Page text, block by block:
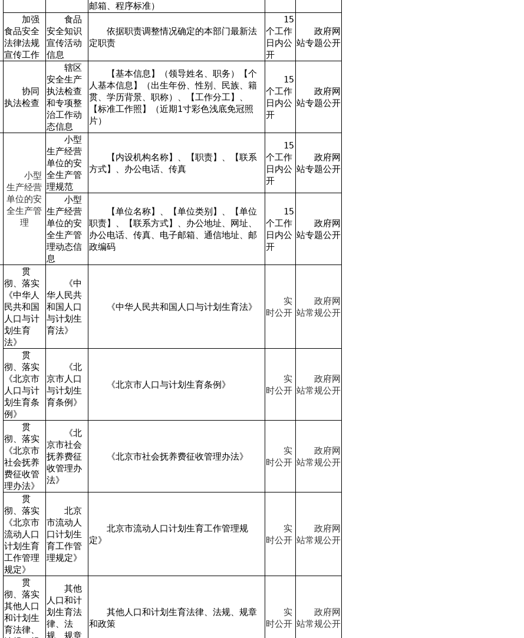
邮箱、程序标准）
加强
食品安全
法律法规
宣传工作
食品
安全知识
宣传活动
信息
依据职责调整情况确定的本部门最新法
定职责
15
个工作
日内公
开
政府网
站专题公开
协同
执法检查
辖区
安全生产
执法检查
和专项整
治工作动
态信息
【基本信息】（领导姓名、职务）【个
人基本信息】（出生年份、性别、民族、籍
贯、学历背景、职称）、【工作分工】、
【标准工作照】（近期1寸彩色浅底免冠照
片）
15
个工作
日内公
开
政府网
站专题公开
小型
生产经营
单位的安
全生产管
理
小型
生产经营
单位的安
全生产管
理规范
【内设机构名称】、【职责】、【联系
方式】、办公电话、传真
15
个工作
日内公
开
政府网
站专题公开
小型
生产经营
单位的安
全生产管
理动态信
息
【单位名称】、【单位类别】、【单位
职责】、【联系方式】、办公地址、网址、
办公电话、传真、电子邮箱、通信地址、邮
政编码
15
个工作
日内公
开
政府网
站专题公开
贯
彻、落实
《中华人
民共和国
人口与计
划生育
法》
《中
华人民共
和国人口
与计划生
育法》
《中华人民共和国人口与计划生育法》
实
时公开
政府网
站常规公开
贯
彻、落实
《北京市
人口与计
划生育条
例》
《北
京市人口
与计划生
育条例》
《北京市人口与计划生育条例》
实
时公开
政府网
站常规公开
贯
彻、落实
《北京市
社会抚养
费征收管
理办法》
《北
京市社会
抚养费征
收管理办
法》
《北京市社会抚养费征收管理办法》
实
时公开
政府网
站常规公开
贯
彻、落实
《北京市
流动人口
计划生育
工作管理
规定》
北京
市流动人
口计划生
育工作管
理规定》
北京市流动人口计划生育工作管理规
定》
实
时公开
政府网
站常规公开
贯
彻、落实
其他人口
和计划生
育法律、
其他
人口和计
划生育法
律、法
规、规章
其他人口和计划生育法律、法规、规章
和政策
实
时公开
政府网
站常规公开